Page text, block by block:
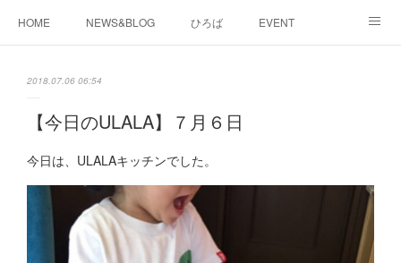
HOME NEWS&BLOG ひろば EVENT
2018.07.06 06:54
【今日のULALA】７月６日
今日は、ULALAキッチンでした。